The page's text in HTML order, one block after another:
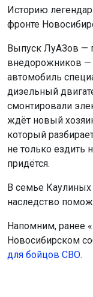
Историю
фронте
Выпуск ЛуАЗов —
внедорожников —
автомобиль
дизельный
смонтировали
ждёт новый
который
не только ездить
придётся.
В семье
наследство
Напомним, ранее
Новосибирском
для бойцов СВО.